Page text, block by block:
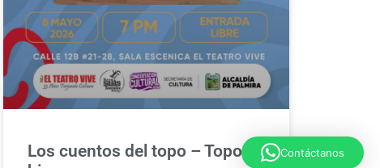
Los cuentos del topo – Topo de
Contáctanos